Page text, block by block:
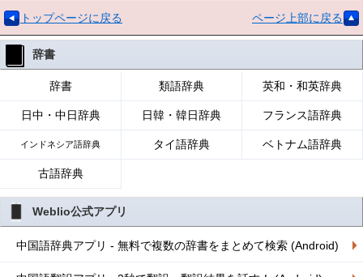
トップページに戻る ページ上部に戻る
辞書
辞書 類語辞典 英和・和英辞典
日中・中日辞典 日韓・韓日辞典 フランス語辞典
インドネシア語辞典 タイ語辞典 ベトナム語辞典
古語辞典
Weblio公式アプリ
中国語辞典アプリ - 無料で複数の辞書をまとめて検索 (Android)